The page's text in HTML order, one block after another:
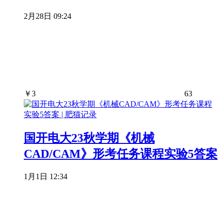
2月28日 09:24
￥3 63
国开电大23秋学期《机械
CAD/CAM》形考任务课程实验5答案
1月1日 12:34